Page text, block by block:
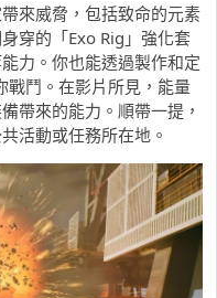
來威脅，包括致命的元素
穿的「Exo Rig」強化套
力。你也能透過製作和定
戰鬥。在影片所見，能量
帶來的能力。順帶一提，
活動或任務所在地。